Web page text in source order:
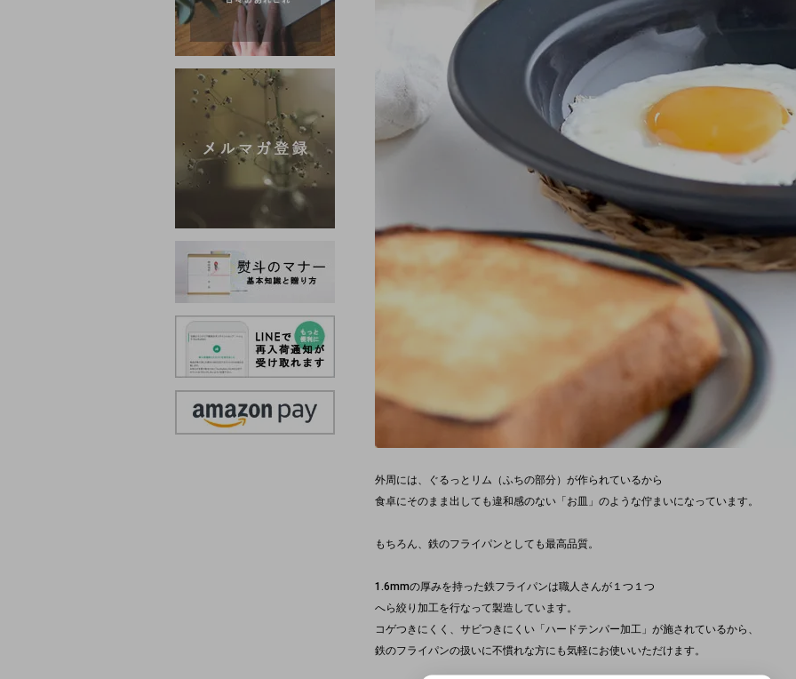
外周には、ぐるっとリム（ふちの部分）が作られているから
食卓にそのまま出しても違和感のない「お皿」のような佇まいになっています。
もちろん、鉄のフライパンとしても最高品質。
1.6mmの厚みを持った鉄フライパンは職人さんが１つ１つ
へら絞り加工を行なって製造しています。
コゲつきにくく、サビつきにくい「ハードテンパー加工」が施されているから、
鉄のフライパンの扱いに不慣れな方にも気軽にお使いいただけます。